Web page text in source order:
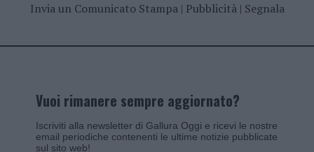
Invia un Comunicato Stampa| Pubblicità| Segnala
Vuoi rimanere sempre aggiornato?
Iscriviti alla newsletter di Gallura Oggi e ricevi le nostre
email periodiche contenenti le ultime notizie pubblicate
sul sito web!